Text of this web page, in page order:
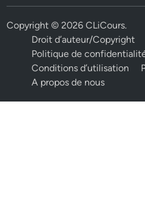
Copyright © 2026CLiCours.
Droit d’auteur/Copyright
Politique de
Conditions d’utilisation
A propos de nous